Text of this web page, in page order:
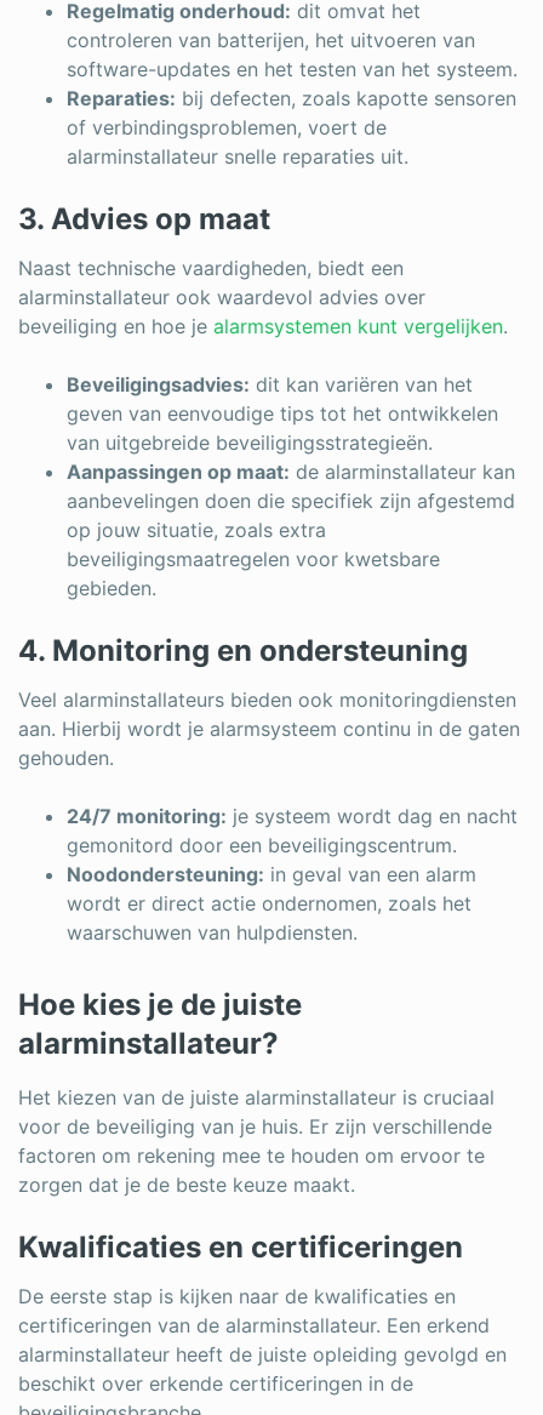
Regelmatig onderhoud: dit omvat het
controleren van batterijen, het uitvoeren van
software-updates en het testen van het systeem.
Reparaties: bij defecten, zoals kapotte sensoren
of verbindingsproblemen, voert de
alarminstallateur snelle reparaties uit.
3. Advies op maat
Naast technische vaardigheden, biedt een
alarminstallateur ook waardevol advies over
beveiliging en hoe je alarmsystemen kunt vergelijken.
Beveiligingsadvies: dit kan variëren van het
geven van eenvoudige tips tot het ontwikkelen
van uitgebreide beveiligingsstrategieën.
Aanpassingen op maat: de alarminstallateur kan
aanbevelingen doen die specifiek zijn afgestemd
op jouw situatie, zoals extra
beveiligingsmaatregelen voor kwetsbare
gebieden.
4. Monitoring en ondersteuning
Veel alarminstallateurs bieden ook monitoringdiensten
aan. Hierbij wordt je alarmsysteem continu in de gaten
gehouden.
24/7 monitoring: je systeem wordt dag en nacht
gemonitord door een beveiligingscentrum.
Noodondersteuning: in geval van een alarm
wordt er direct actie ondernomen, zoals het
waarschuwen van hulpdiensten.
Hoe kies je de juiste
alarminstallateur?
Het kiezen van de juiste alarminstallateur is cruciaal
voor de beveiliging van je huis. Er zijn verschillende
factoren om rekening mee te houden om ervoor te
zorgen dat je de beste keuze maakt.
Kwalificaties en certificeringen
De eerste stap is kijken naar de kwalificaties en
certificeringen van de alarminstallateur. Een erkend
alarminstallateur heeft de juiste opleiding gevolgd en
beschikt over erkende certificeringen in de